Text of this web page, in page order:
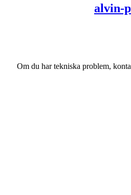
alvin-
Om du har tekniska problem,